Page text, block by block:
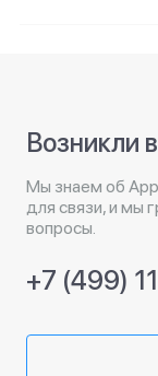
Возникли
Мы знаем об
для связи, и мы
вопросы.
+7 (499)